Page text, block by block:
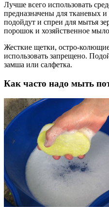
Лучше всего использовать
предназначены для тканевых
подойдут и спреи для мытья
порошок и хозяйственное
Жесткие щетки, остро-
использовать запрещено.
замша или салфетка.
Как часто надо мыть